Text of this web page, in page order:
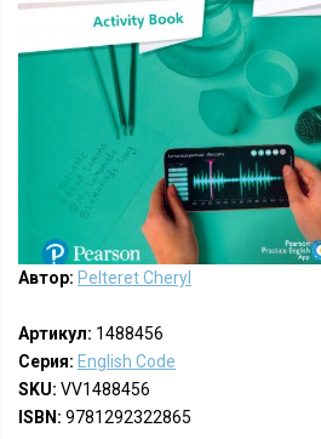
Автор: Pelteret Cheryl
Артикул: 1488456
Серия: English Code
SKU: VV1488456
ISBN: 9781292322865